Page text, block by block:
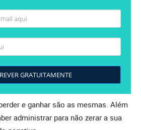
GRATUITAMENTE
e ganhar são as mesmas. Além
administrar para não zerar a sua